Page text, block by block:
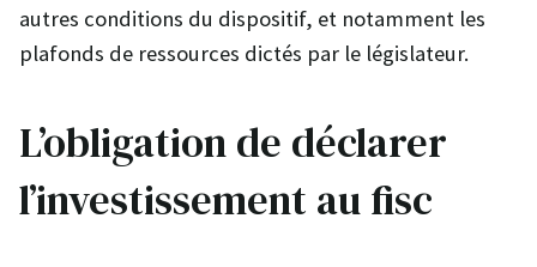
autres conditions du dispositif, et notamment les
plafonds de ressources dictés par le législateur.
L’obligation de déclarer
l’investissement au fisc